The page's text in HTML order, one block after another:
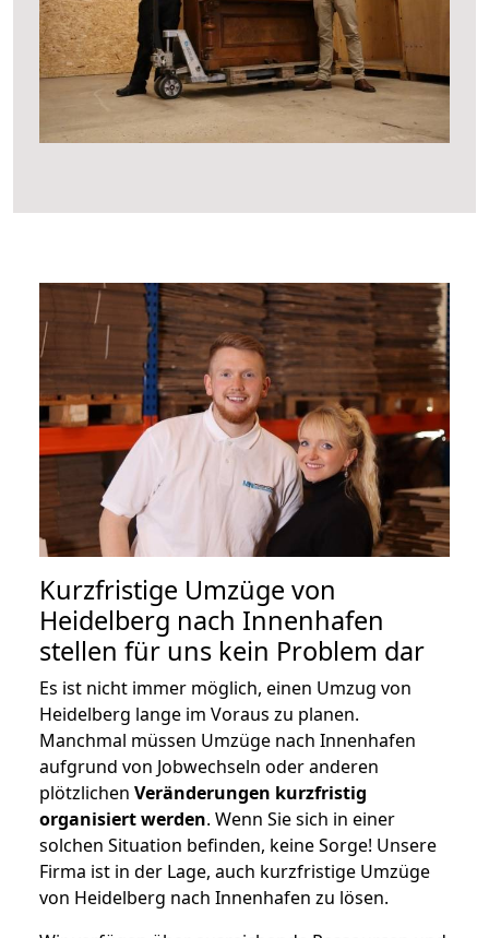
Kurzfristige Umzüge von
Heidelberg nach Innenhafen
stellen für uns kein Problem dar
Es ist nicht immer möglich, einen Umzug von
Heidelberg lange im Voraus zu planen.
Manchmal müssen Umzüge nach Innenhafen
aufgrund von Jobwechseln oder anderen
plötzlichen Veränderungen kurzfristig
organisiert werden. Wenn Sie sich in einer
solchen Situation befinden, keine Sorge! Unsere
Firma ist in der Lage, auch kurzfristige Umzüge
von Heidelberg nach Innenhafen zu lösen.